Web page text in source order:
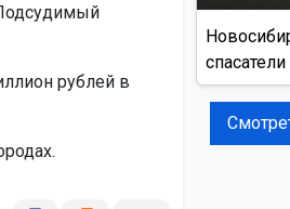
рублей в
учения